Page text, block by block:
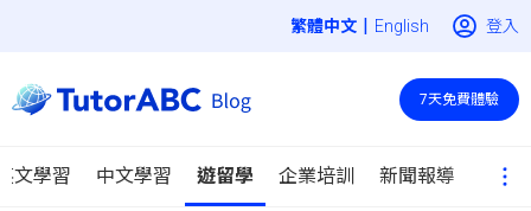
| English 登入
文學習 中文學習 遊留學 企業培訓 新聞報導
7天免費體驗